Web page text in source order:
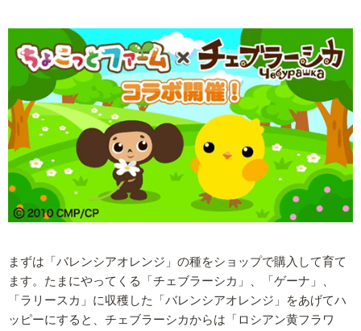
まずは「バレンシアオレンジ」の種をショップで購入して育て
ます。たまにやってくる「チェブラーシカ」、「ゲーナ」、
「ラリースカ」に収穫した「バレンシアオレンジ」をあげてハ
ッピーにすると、チェブラーシカからは「ロシアン黄フラワ